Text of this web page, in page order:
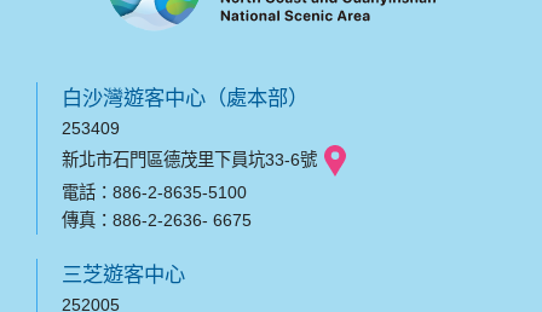
白沙灣遊客中心（處本部）
253409
新北市石門區德茂里下員坑33-6號
電話：886-2-8635-5100
傳真：886-2-2636- 6675
三芝遊客中心
252005